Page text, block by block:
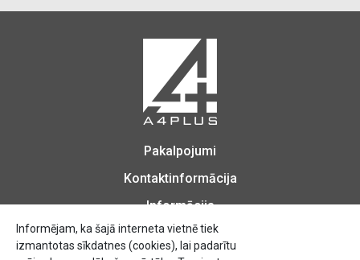
Pakalpojumi
Kontaktinformācija
Informācija
Informējam, ka šajā interneta vietnē tiek
izmantotas sīkdatnes (cookies), lai padarītu